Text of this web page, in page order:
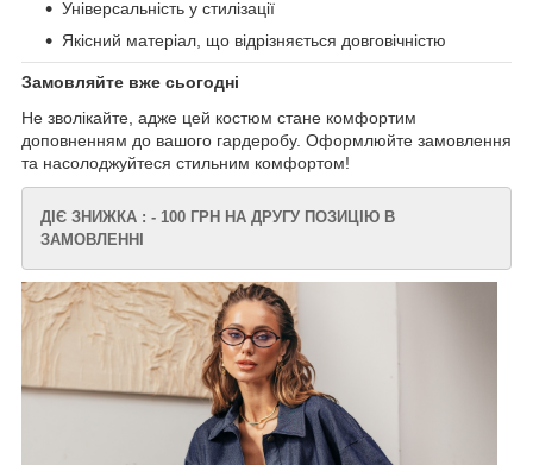
Універсальність у стилізації
Якісний матеріал, що відрізняється довговічністю
Замовляйте вже сьогодні
Не зволікайте, адже цей костюм стане комфортим
доповненням до вашого гардеробу. Оформлюйте замовлення
та насолоджуйтеся стильним комфортом!
ДІЄ ЗНИЖКА : - 100 ГРН НА ДРУГУ ПОЗИЦІЮ В
ЗАМОВЛЕННІ